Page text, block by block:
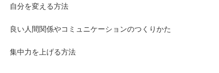
自分を変える方法
良い人間関係やコミュニケーションのつくりかた
集中力を上げる方法